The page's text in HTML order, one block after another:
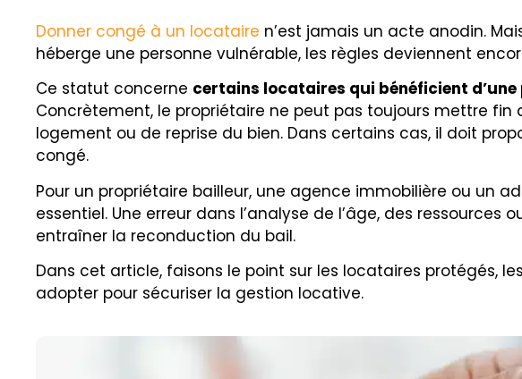
Donner congé à un locataire n’est jamais un acte anodin.
héberge une personne vulnérable, les règles deviennent
Ce statut concerne certains locataires qui bénéficient
Concrètement, le propriétaire ne peut pas toujours mettre
logement ou de reprise du bien. Dans certains cas, il doit
congé.
Pour un propriétaire bailleur, une agence immobilière ou un
essentiel. Une erreur dans l’analyse de l’âge, des
entraîner la reconduction du bail.
Dans cet article, faisons le point sur les locataires protégés,
adopter pour sécuriser la gestion locative.